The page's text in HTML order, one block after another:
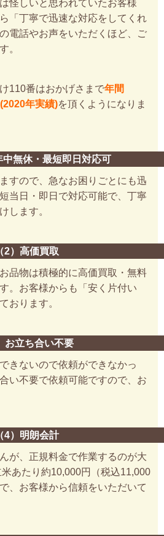
怪しいと思われていたお客様
「丁寧で迅速な対応をしてくれ
電話やお声をいただくほど、ご
。
110番はおかげさまで年間
年実績)を頂くようになりま
中無休・最短即日対応可
すので、急なお困りごとにも迅
当日・即日で対応可能で、丁寧
します。
（2）高価買取
品物は積極的に高価買取・無料
。お客様からも「安く片付い
おります。
お立ち合い不要
きないので依頼ができなかっ
い不要で依頼可能ですので、お
（4）明朗会計
が、正規料金で作業するのが大
あたり約10,000円（税込11,000
、お客様から信頼をいただいて